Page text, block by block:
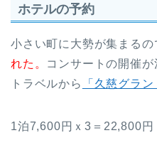
ホテルの予約
小さい町に大勢が集まるの
れた。 コンサートの開催
トラベルから
「久慈グラン
1泊7,600円ｘ3＝22,800円